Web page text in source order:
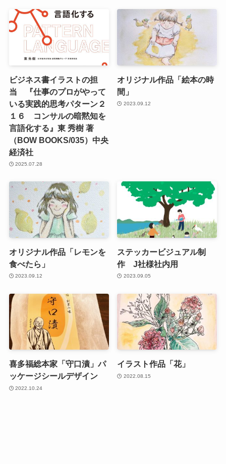
ビジネス書イラストの担
当 『仕事のプロがやって
いる実践的思考パターン２
１６ コンサルの暗黙知を
言語化する』東 秀樹 著
（BOW BOOKS/035）中央
経済社
2025.07.28
オリジナル作品「絵本の時
間」
2023.09.12
オリジナル作品「レモンを
食べたら」
2023.09.12
ステッカービジュアル制
作 J社様社内用
2023.09.05
喜多福総本家「守口漬」パ
ッケージシールデザイン
2022.10.24
イラスト作品「花」
2022.08.15